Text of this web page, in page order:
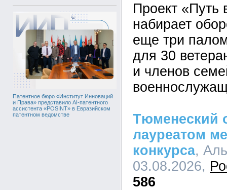
Патентное бюро «Институт Инноваций
и Права» представило AI-патентного
ассистента «POSINT» в Евразийском
патентном ведомстве
Проект «Путь
набирает
еще три
для 30
и членов
Тюменеский
лауреатом
конкурса,
03.08.2026,
586